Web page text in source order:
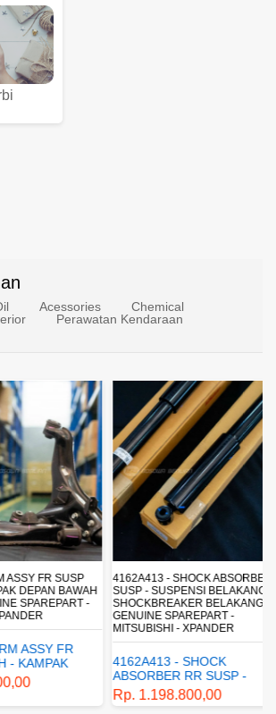
Acessories
Chemical
Perawatan Kendaraan
FR SUSP
BAWAH
-
FR
-
-
4162A413 - SHOCK ABSORBER RR
SUSP - SUSPENSI BELAKANG -
SHOCKBREAKER BELAKANG -
GENUINE SPAREPART -
MITSUBISHI - XPANDER
4162A413 - SHOCK
ABSORBER RR SUSP -
SUSPENSI BELAKANG -
SHOCKBREAKER BELAKANG
Rp. 1.198.800,00